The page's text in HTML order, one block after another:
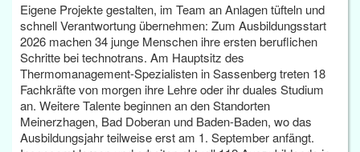
Eigene Projekte gestalten, im Team an Anlagen tüfteln und
schnell Verantwortung übernehmen: Zum Ausbildungsstart
2026 machen 34 junge Menschen ihre ersten beruflichen
Schritte bei technotrans. Am Hauptsitz des
Thermomanagement-Spezialisten in Sassenberg treten 18
Fachkräfte von morgen ihre Lehre oder ihr duales Studium
an. Weitere Talente beginnen an den Standorten
Meinerzhagen, Bad Doberan und Baden-Baden, wo das
Ausbildungsjahr teilweise erst am 1. September anfängt.